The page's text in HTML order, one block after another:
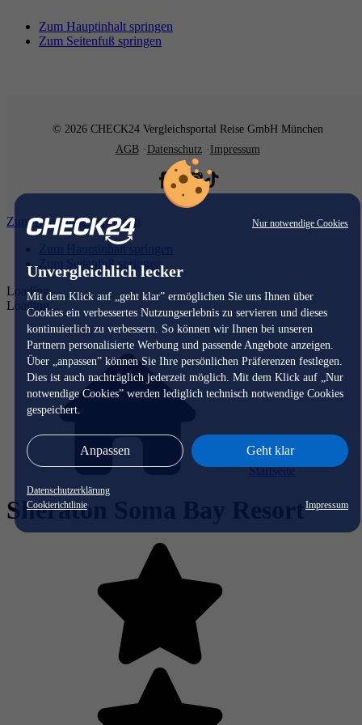
Nur notwendige Cookies
Unvergleichlich lecker
Mit dem Klick auf „geht klar” ermöglichen Sie uns Ihnen über
Cookies ein verbessertes Nutzungserlebnis zu servieren und dieses
kontinuierlich zu verbessern. So können wir Ihnen bei unseren
Partnern personalisierte Werbung und passende Angebote anzeigen.
Über „anpassen” können Sie Ihre persönlichen Präferenzen festlegen.
Dies ist auch nachträglich jederzeit möglich. Mit dem Klick auf „Nur
notwendige Cookies” werden lediglich technisch notwendige Cookies
gespeichert.
Anpassen Geht klar
Datenschutzerklärung
Cookierichtlinie
Impressum
Zum Hauptinhalt springen
Zum Seitenfuß springen
© 2026 CHECK24 Vergleichsportal Reise GmbH München
AGB
Datenschutz Impressum
Zum Hauptinhalt springen
Zum Hauptinhalt springen
Zum Seitenfuß springen
Loading...
Loading...
Startseite
Sheraton Soma Bay Resort